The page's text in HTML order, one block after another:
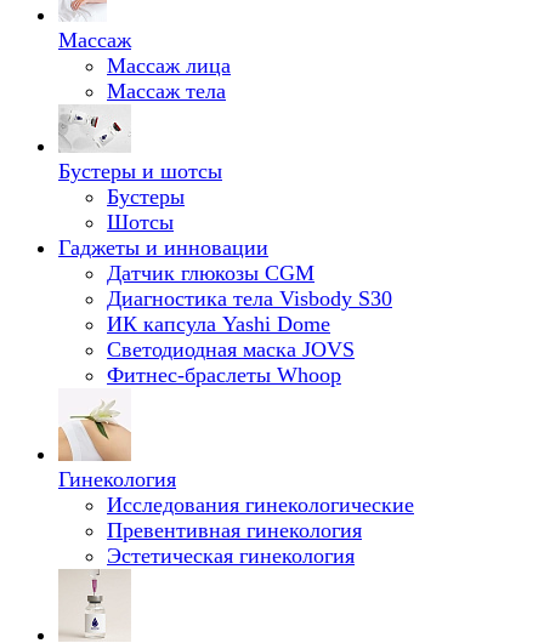
Массаж
Массаж лица
Массаж тела
Бустеры и шотсы
Бустеры
Шотсы
Гаджеты и инновации
Датчик глюкозы CGM
Диагностика тела Visbody S30
ИК капсула Yashi Dome
Светодиодная маска JOVS
Фитнес-браслеты Whoop
Гинекология
Исследования гинекологические
Превентивная гинекология
Эстетическая гинекология